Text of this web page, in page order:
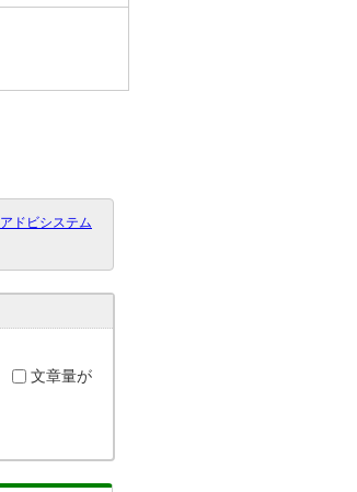
アドビシステム
文章量が